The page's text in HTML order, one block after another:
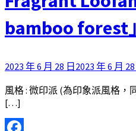
bamboo forest」
2023 年 6 月 28 日 2023 年 6 月 28
風格 : 微印派 (為印象派風格
[…]